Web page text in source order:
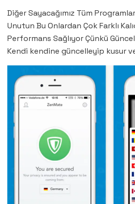
Diğer Sayacağımız Tüm
Unutun Bu Onlardan Çok Farklı
Performans Sağlıyor Çünkü Güncel
Kendi kendine güncelleyip kusur